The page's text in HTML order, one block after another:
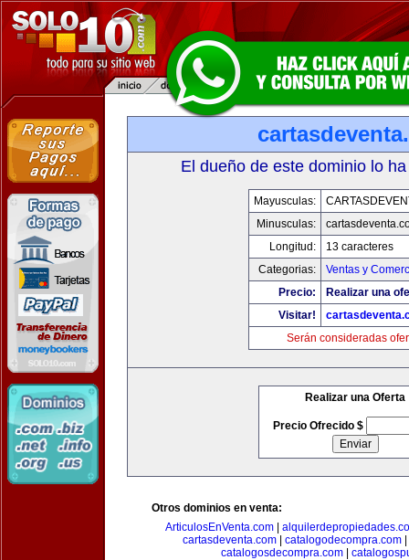
El dueño de este dominio lo
Mayusculas:
Minusculas:
Longitud:
13 caracteres
Categorias:
Ventas y
Precio:
Realizar una
Visitar!
Serán consideradas
Realizar una Oferta
Precio Ofrecido $
Otros dominios en venta:
ArticulosEnVenta.com
cartasdeventa.com
catalogodecompra.com
catalogosdecompra.com